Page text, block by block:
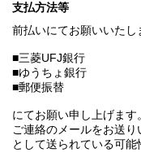
支払方法等
前払いにてお願いいたし
■三菱UFJ銀行
■ゆうちょ銀行
■郵便振替
にてお願い申し上げま
ご連絡のメールをお送
として送られている可能